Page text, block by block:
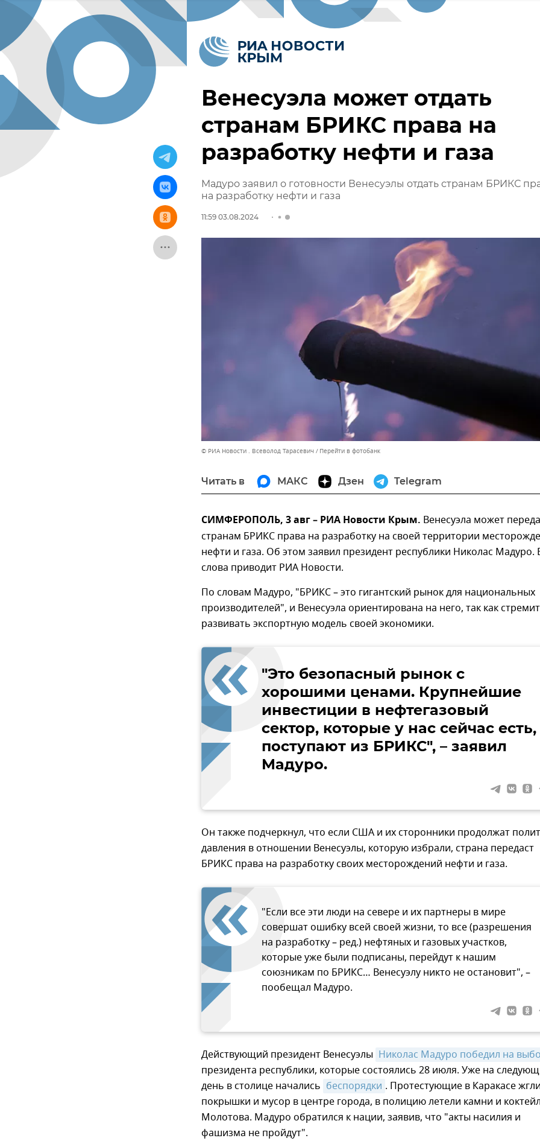
Венесуэла может отдать
странам БРИКС права на
разработку нефти и газа
Мадуро заявил о готовности Венесуэлы отдать странам БРИКС
на разработку нефти и газа
11:59 03.08.2024
© РИА Новости . Всеволод Тарасевич Перейти в фотобанк
Читать в МАКС Дзен Telegram
СИМФЕРОПОЛЬ, 3 авг – РИА Новости Крым. Венесуэла может
странам БРИКС права на разработку на своей территории
нефти и газа. Об этом заявил президент республики Николас Мадуро.
слова приводит РИА Новости.
По словам Мадуро, "БРИКС – это гигантский рынок для национальных
производителей", и Венесуэла ориентирована на него, так как
развивать экспортную модель своей экономики.
"Это безопасный рынок с
хорошими ценами. Крупнейшие
инвестиции в нефтегазовый
сектор, которые у нас сейчас есть,
поступают из БРИКС", – заявил
Мадуро.
Он также подчеркнул, что если США и их сторонники продолжат
давления в отношении Венесуэлы, которую избрали, страна передаст
БРИКС права на разработку своих месторождений нефти и газа.
"Если все эти люди на севере и их партнеры в мире
совершат ошибку всей своей жизни, то все (разрешения
на разработку – ред.) нефтяных и газовых участков,
которые уже были подписаны, перейдут к нашим
союзникам по БРИКС… Венесуэлу никто не остановит", –
пообещал Мадуро.
Действующий президент Венесуэлы Николас Мадуро победил на
президента республики, которые состоялись 28 июля. Уже на
день в столице начались беспорядки . Протестующие в Каракасе
покрышки и мусор в центре города, в полицию летели камни и
Молотова. Мадуро обратился к нации, заявив, что "акты насилия и
фашизма не пройдут".